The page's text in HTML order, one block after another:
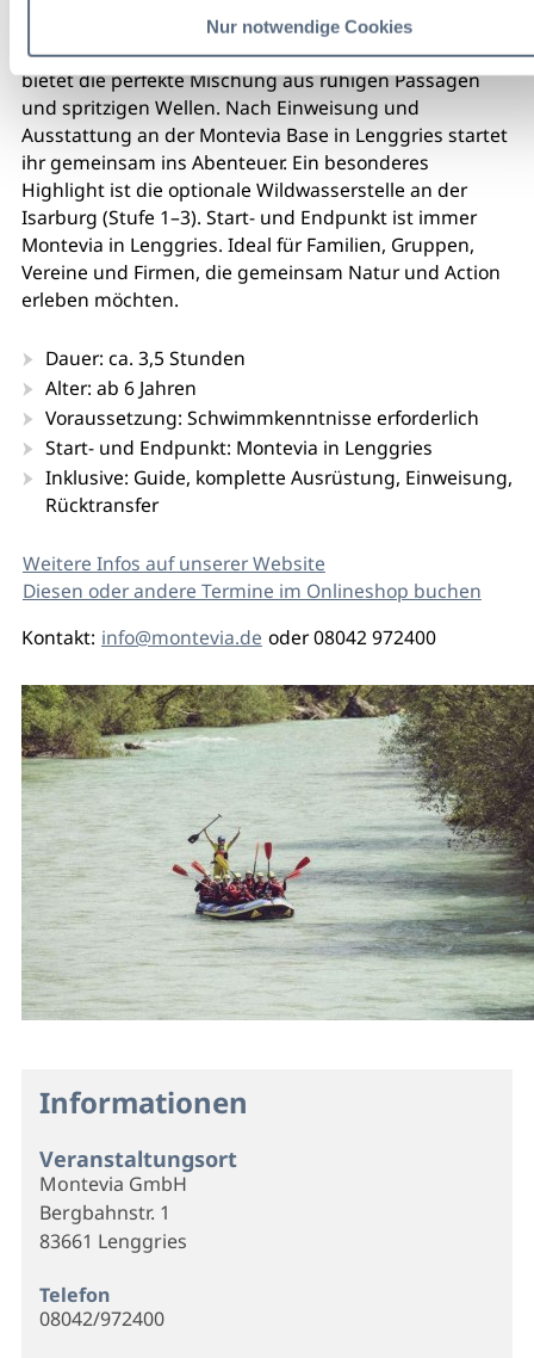
Nur notwendige Cookies
München entfernt. Die abwechslungsreiche Strecke
durch eine der letzten Wildflusslandschaften Europas
bietet die perfekte Mischung aus ruhigen Passagen
und spritzigen Wellen. Nach Einweisung und
Ausstattung an der Montevia Base in Lenggries startet
ihr gemeinsam ins Abenteuer. Ein besonderes
Highlight ist die optionale Wildwasserstelle an der
Isarburg (Stufe 1–3). Start- und Endpunkt ist immer
Montevia in Lenggries. Ideal für Familien, Gruppen,
Vereine und Firmen, die gemeinsam Natur und Action
erleben möchten.
Dauer: ca. 3,5 Stunden
Alter: ab 6 Jahren
Voraussetzung: Schwimmkenntnisse erforderlich
Start- und Endpunkt: Montevia in Lenggries
Inklusive: Guide, komplette Ausrüstung, Einweisung,
Rücktransfer
Weitere Infos auf unserer Website
Diesen oder andere Termine im Onlineshop buchen
Kontakt: info@montevia.de oder 08042 972400
Informationen
Veranstaltungsort
Montevia GmbH
Bergbahnstr. 1
83661 Lenggries
Telefon
08042/972400